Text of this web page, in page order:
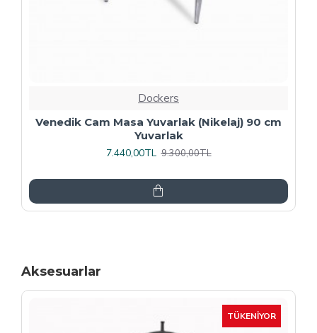
Dockers
Plaza Kare ESB Mutfak Masası (Werzalit,
Allzalit veya Wermodin Tablalı 80X80) -
Afyon Mermer
Aksesuarlar
TÜKENIYOR